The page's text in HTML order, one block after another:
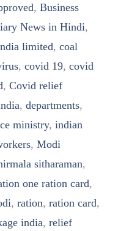
, Business
News in Hindi,
limited, coal
, covid 19, covid
, Covid relief
, departments,
ministry, indian
, Modi
sitharaman,
one ration card,
, ration, ration card,
india, relief